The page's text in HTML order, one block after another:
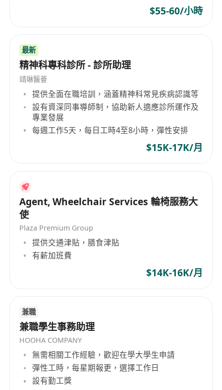
$55-60/小時
最新
精神科專科診所 - 診所助理
靖琳醫薈
提供全面在職培訓，涵蓋精神科常見疾病認識等
設有資深同事導師制，協助新人適應診所運作及
專業發展
每週工作5天，每日工時4至8小時，彈性安排
$15K-17K/月
Agent, Wheelchair Services 輪椅服務大
使
Plaza Premium Group
提供交通津貼，膳食津貼
有薪加班費
$14K-16K/月
兼職
兼職學生事務助理
HOOHA COMPANY
無需相關工作經驗，歡迎在學大學生申請
彈性工時，每星期報更，選擇工作日
設有勤工獎